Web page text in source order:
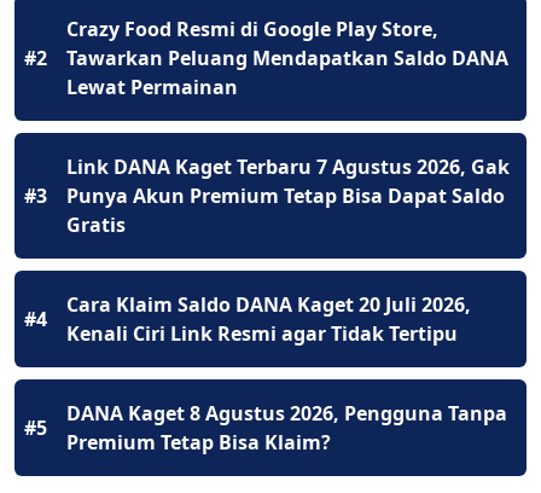
#2
Crazy Food Resmi di Google Play Store,
Tawarkan Peluang Mendapatkan Saldo DANA
Lewat Permainan
#3
Link DANA Kaget Terbaru 7 Agustus 2026, Gak
Punya Akun Premium Tetap Bisa Dapat Saldo
Gratis
#4
Cara Klaim Saldo DANA Kaget 20 Juli 2026,
Kenali Ciri Link Resmi agar Tidak Tertipu
#5
DANA Kaget 8 Agustus 2026, Pengguna Tanpa
Premium Tetap Bisa Klaim?